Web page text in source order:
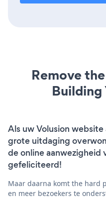
Remove
Building
Als uw Volusion
grote uitdaging
de online aanwezigheid
gefeliciteerd!
Maar daarna komt the hard
en meer bezoekers te